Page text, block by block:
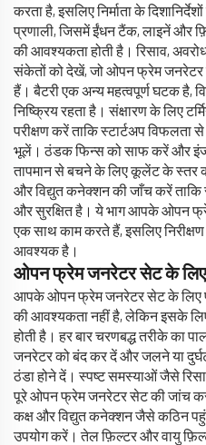
करता है, इसलिए निर्माता के
प्रणाली, जिसमें ईंधन टैंक, लाइनें और
की आवश्यकता होती है। रिसाव,
संकेतों को देखें, जो ओपन फ्रेम जनरेटर
हैं। बैटरी एक अन्य महत्वपूर्ण घटक
निष्क्रिय रहता है। संक्षारण के लिए
परीक्षण करें ताकि स्टार्टअप
भूलें। ठंडक फिन्स को साफ करें और
तापमान से बचने के लिए कूलेंट के स्तर
और विद्युत कनेक्शन की जाँच करें
और सुरक्षित है। ये भाग आपके ओपन
एक साथ काम करते हैं, इसलिए निरीक्षण
आवश्यक है।
ओपन फ्रेम जनरेटर सेट के लिए
आपके ओपन फ्रेम जनरेटर सेट के लिए
की आवश्यकता नहीं है, लेकिन इसके
होती है। हर बार चरणबद्ध तरीके
जनरेटर को बंद कर दें और जलने या
ठंडा होने दें। स्पष्ट समस्याओं जैसे
पूरे ओपन फ्रेम जनरेटर सेट की जांच
कक्ष और विद्युत कनेक्शन जैसे कठिन
उपयोग करें। तेल फ़िल्टर और वायु